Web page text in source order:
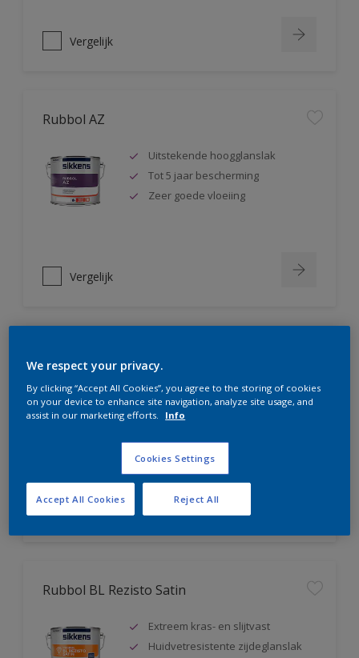
Vergelijk
Rubbol AZ
Uitstekende hoogglanslak
Tot 5 jaar bescherming
Zeer goede vloeiing
Vergelijk
Extreem kras- en slijtvast
Hoge dekkracht
Rubbol BL Rezisto Satin
Extreem kras- en slijtvast
Huidvetresistente zijdeglanslak
We respect your privacy.
By clicking “Accept All Cookies”, you agree to the storing of cookies
on your device to enhance site navigation, analyze site usage, and
assist in our marketing efforts.
Info
Cookies Settings
Reject All
Accept All Cookies